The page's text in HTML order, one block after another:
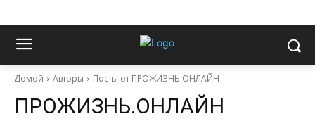
Домой Авторы Посты от ПРОЖИЗНЬ.ОНЛАЙН
ПРОЖИЗНЬ.ОНЛАЙН